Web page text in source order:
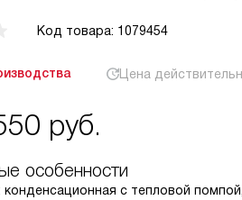
Код товара: 1079454
Цена
руб.
особенности
конденсационная с тепловой